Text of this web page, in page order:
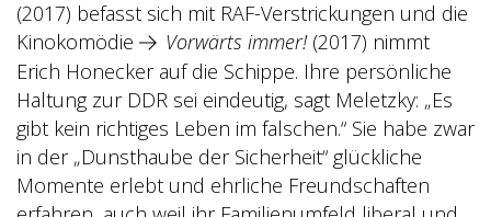
(2017) befasst sich mit RAF-Verstrickungen und die
Kinokomödie
Vorwärts immer!(2017) nimmt
Erich Honecker auf die Schippe. Ihre persönliche
Haltung zur DDR sei eindeutig, sagt Meletzky: „Es
gibt kein richtiges Leben im falschen.“ Sie habe zwar
in der „Dunsthaube der Sicherheit“ glückliche
Momente erlebt und ehrliche Freundschaften